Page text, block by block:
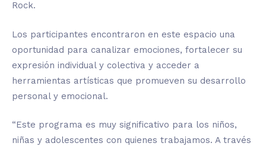
Rock.
Los participantes encontraron en este espacio una
oportunidad para canalizar emociones, fortalecer su
expresión individual y colectiva y acceder a
herramientas artísticas que promueven su desarrollo
personal y emocional.
“Este programa es muy significativo para los niños,
niñas y adolescentes con quienes trabajamos. A través